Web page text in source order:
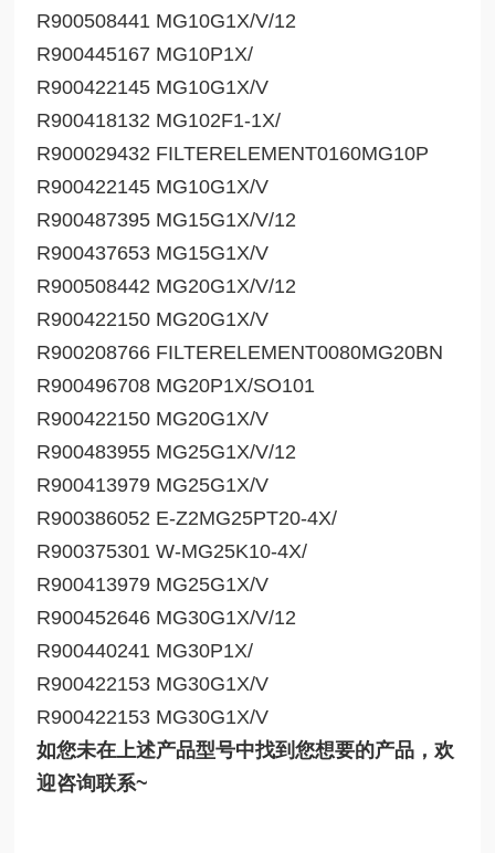
R900508441 MG10G1X/V/12
R900445167 MG10P1X/
R900422145 MG10G1X/V
R900418132 MG102F1-1X/
R900029432 FILTERELEMENT0160MG10P
R900422145 MG10G1X/V
R900487395 MG15G1X/V/12
R900437653 MG15G1X/V
R900508442 MG20G1X/V/12
R900422150 MG20G1X/V
R900208766 FILTERELEMENT0080MG20BN
R900496708 MG20P1X/SO101
R900422150 MG20G1X/V
R900483955 MG25G1X/V/12
R900413979 MG25G1X/V
R900386052 E-Z2MG25PT20-4X/
R900375301 W-MG25K10-4X/
R900413979 MG25G1X/V
R900452646 MG30G1X/V/12
R900440241 MG30P1X/
R900422153 MG30G1X/V
R900422153 MG30G1X/V
如您未在上述产品型号中找到您想要的产品，欢
迎咨询联系~